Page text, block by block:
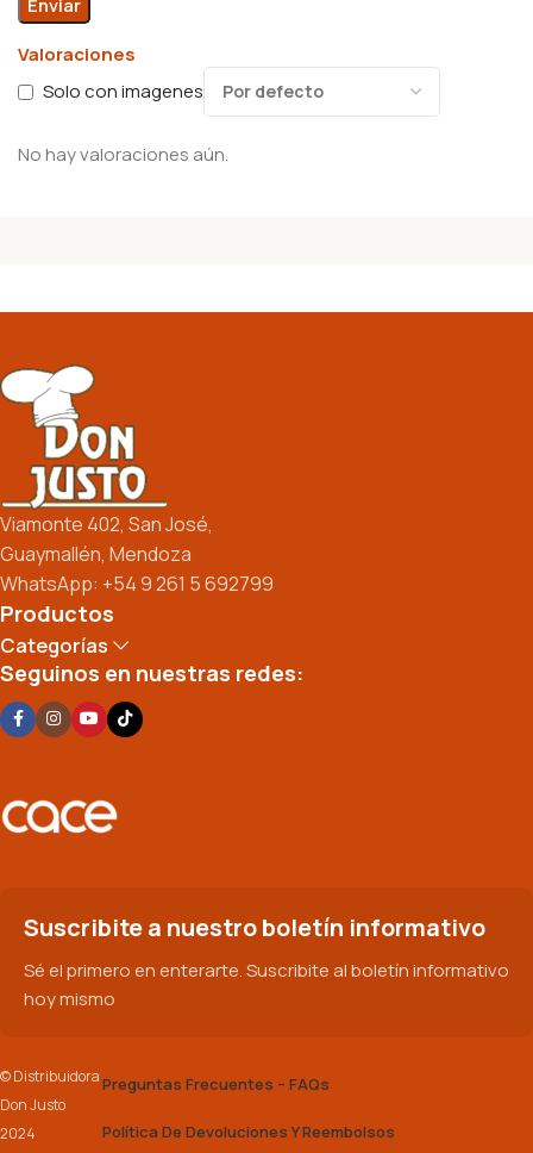
Valoraciones
Solo con imagenes
No hay valoraciones aún.
Viamonte 402, San José,
Guaymallén, Mendoza
WhatsApp: +54 9 261 5 692799
Productos
Categorías
Seguinos en nuestras redes:
Suscribite a nuestro boletín informativo
Sé el primero en enterarte. Suscribite al boletín informativo
hoy mismo
© Distribuidora
Don Justo
2024
Preguntas Frecuentes – FAQs
Política De Devoluciones Y Reembolsos